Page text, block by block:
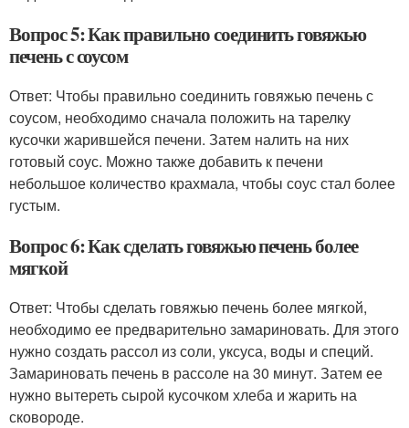
Вопрос 5: Как правильно соединить говяжью
печень с соусом
Ответ: Чтобы правильно соединить говяжью печень с
соусом, необходимо сначала положить на тарелку
кусочки жарившейся печени. Затем налить на них
готовый соус. Можно также добавить к печени
небольшое количество крахмала, чтобы соус стал более
густым.
Вопрос 6: Как сделать говяжью печень более
мягкой
Ответ: Чтобы сделать говяжью печень более мягкой,
необходимо ее предварительно замариновать. Для этого
нужно создать рассол из соли, уксуса, воды и специй.
Замариновать печень в рассоле на 30 минут. Затем ее
нужно вытереть сырой кусочком хлеба и жарить на
сковороде.